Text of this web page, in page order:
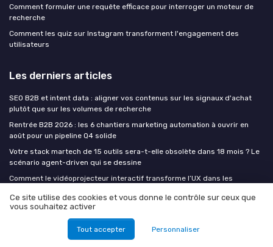
Comment formuler une requête efficace pour interroger un moteur de
recherche
Comment les quiz sur Instagram transforment l'engagement des
utilisateurs
Les derniers articles
SEO B2B et intent data : aligner vos contenus sur les signaux d'achat
plutôt que sur les volumes de recherche
Rentrée B2B 2026 : les 6 chantiers marketing automation à ouvrir en
août pour un pipeline Q4 solide
Votre stack martech de 15 outils sera-t-elle obsolète dans 18 mois ? Le
scénario agent-driven qui se dessine
Comment le vidéoprojecteur interactif transforme l’UX dans les
Comment transformer une vitrine en média digital performant avec un
Ce site utilise des cookies et vous donne le contrôle sur ceux que
vous souhaitez activer
Tout accepter Personnaliser